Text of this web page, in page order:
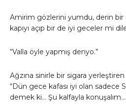
Amirim gözlerini yumdu, derin bir
kapıyı açıp bir de iyi geceler mi
“Valla öyle yapmış denyo.”
Ağzına sinirle bir sigara
“Dün gece kafası iyi olan sadece
demek ki… Şu kalfayla konuşalım…